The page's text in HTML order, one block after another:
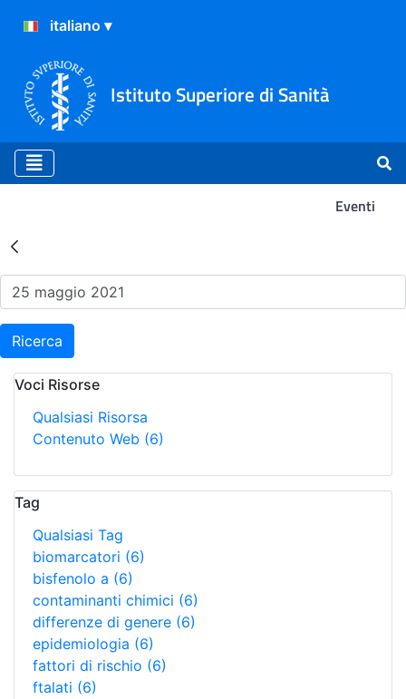
Istituto Superiore di Sanità
Eventi
Risultati della Ricerca -
Ricerca
Voci Risorse
Qualsiasi Risorsa
Contenuto Web (6)
Tag
Qualsiasi Tag
biomarcatori (6)
bisfenolo a (6)
contaminanti chimici (6)
differenze di genere (6)
epidemiologia (6)
fattori di rischio (6)
ftalati (6)